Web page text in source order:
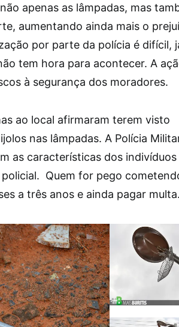
apenas as lâmpadas, mas
aumentando ainda mais o
por parte da polícia é difícil,
tem hora para acontecer. A
à segurança dos moradores.
ao local afirmaram terem visto
nas lâmpadas. A Polícia
as características dos indivíduos
Quem for pego
a três anos e ainda pagar multa.